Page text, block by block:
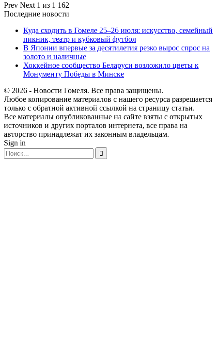
Prev Next 1 из 1 162
Последние новости
Куда сходить в Гомеле 25–26 июля: искусство, семейный
пикник, театр и кубковый футбол
В Японии впервые за десятилетия резко вырос спрос на
золото и наличные
Хоккейное сообщество Беларуси возложило цветы к
Монументу Победы в Минске
© 2026 - Новости Гомеля. Все права защищены.
Любое копирование материалов с нашего ресурса разрешается
только с обратной активной ссылкой на страницу статьи.
Все материалы опубликованные на сайте взяты с открытых
источников и других порталов интернета, все права на
авторство принадлежат их законным владельцам.
Sign in